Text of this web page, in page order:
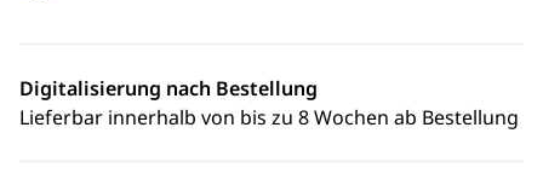
Digitalisierung nach Bestellung
Lieferbar innerhalb von bis zu 8 Wochen ab Bestellung